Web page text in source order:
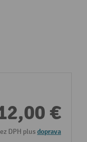
€
DPH plusdoprava